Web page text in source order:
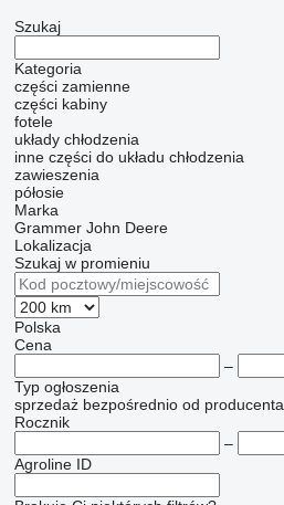
Szukaj
Kategoria
części zamienne
części kabiny
fotele
układy chłodzenia
inne części do układu chłodzenia
zawieszenia
półosie
Marka
Grammer John Deere
Lokalizacja
Szukaj w promieniu
Polska
Cena
–
Typ ogłoszenia
sprzedaż bezpośrednio od producenta
Rocznik
–
Agroline ID